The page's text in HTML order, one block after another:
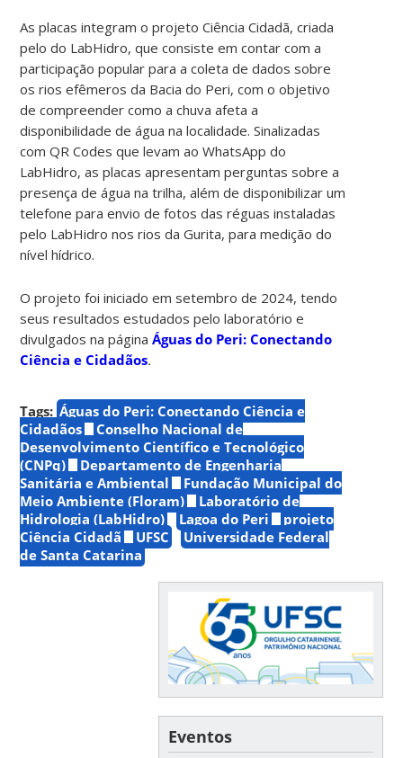
As placas integram o projeto Ciência Cidadã, criada
pelo do LabHidro, que consiste em contar com a
participação popular para a coleta de dados sobre
os rios efêmeros da Bacia do Peri, com o objetivo
de compreender como a chuva afeta a
disponibilidade de água na localidade. Sinalizadas
com QR Codes que levam ao WhatsApp do
LabHidro, as placas apresentam perguntas sobre a
presença de água na trilha, além de disponibilizar um
telefone para envio de fotos das réguas instaladas
pelo LabHidro nos rios da Gurita, para medição do
nível hídrico.
O projeto foi iniciado em setembro de 2024, tendo
seus resultados estudados pelo laboratório e
divulgados na páginaÁguas do Peri: Conectando
Ciência e Cidadãos.
Tags: Águas do Peri: Conectando Ciência e
Cidadãos
Conselho Nacional de
Desenvolvimento Científico e Tecnológico
(CNPq)
Departamento de Engenharia
Sanitária e Ambiental
Fundação Municipal do
Meio Ambiente (Floram)
Laboratório de
Hidrologia (LabHidro)
Lagoa do Peri
projeto
Ciência Cidadã
UFSC
Universidade Federal
de Santa Catarina
Eventos